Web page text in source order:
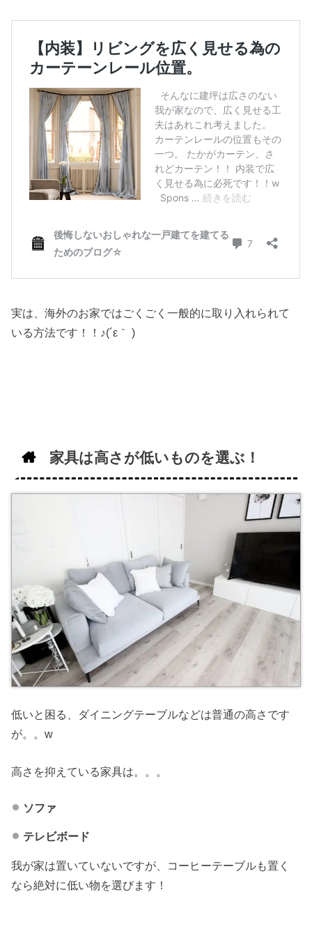
実は、海外のお家ではごくごく一般的に取り入れられて
いる方法です！！♪(´ε｀ )
家具は高さが低いものを選ぶ！
低いと困る、ダイニングテーブルなどは普通の高さです
が。。w
高さを抑えている家具は。。。
ソファ
テレビボード
我が家は置いていないですが、コーヒーテーブルも置く
なら絶対に低い物を選びます！